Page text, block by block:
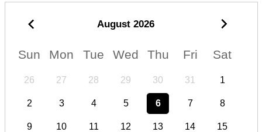
August 2026
Sun Mon Tue Wed Thu Fri Sat
26 27 28 29 30 31 1
2 3 4 5 6 7 8
9 10 11 12 13 14 15